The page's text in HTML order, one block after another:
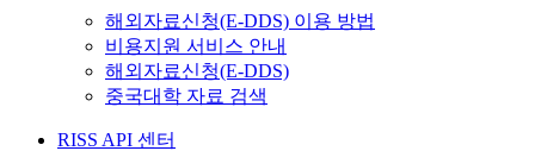
해외자료신청(E-DDS) 이용 방법
비용지원 서비스 안내
해외자료신청(E-DDS)
중국대학 자료 검색
RISS API 센터